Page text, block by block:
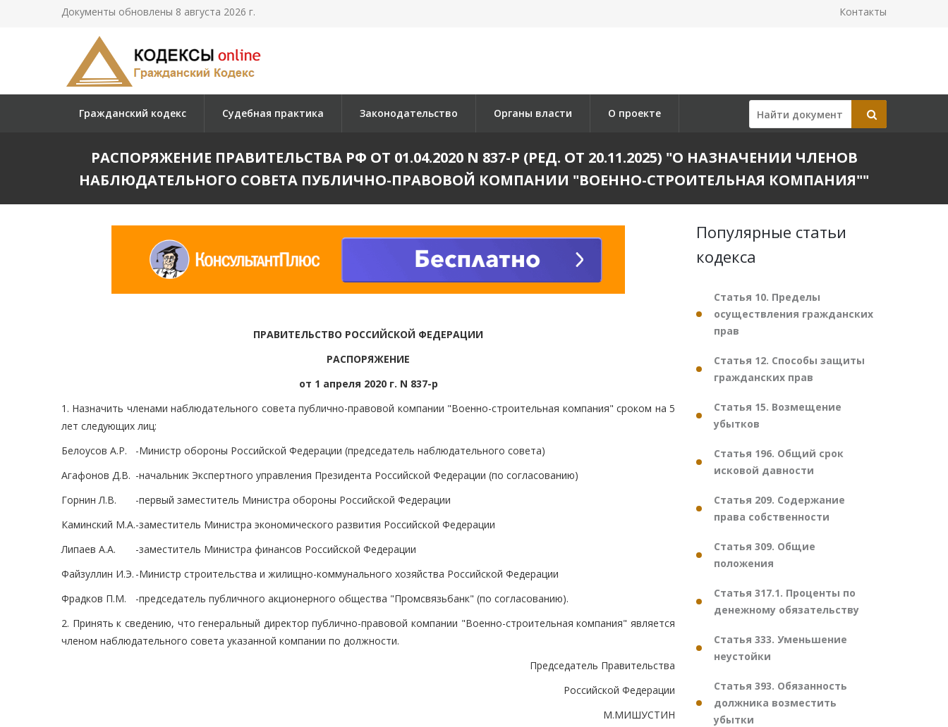
Документы обновлены 8 августа 2026 г. Контакты
Гражданский кодекс Судебная практика Законодательство Органы власти О проекте
РАСПОРЯЖЕНИЕ ПРАВИТЕЛЬСТВА РФ ОТ 01.04.2020 N 837-Р (РЕД. ОТ 20.11.2025) "О НАЗНАЧЕНИИ ЧЛЕНОВ
НАБЛЮДАТЕЛЬНОГО СОВЕТА ПУБЛИЧНО-ПРАВОВОЙ КОМПАНИИ "ВОЕННО-СТРОИТЕЛЬНАЯ КОМПАНИЯ""
ПРАВИТЕЛЬСТВО РОССИЙСКОЙ ФЕДЕРАЦИИ
РАСПОРЯЖЕНИЕ
от 1 апреля 2020 г. N 837-р
1. Назначить членами наблюдательного совета публично-правовой компании "Военно-строительная компания" сроком на 5
лет следующих лиц:
Белоусов А.Р.
-Министр обороны Российской Федерации (председатель наблюдательного совета)
Агафонов Д.В. -начальник Экспертного управления Президента Российской Федерации (по согласованию)
Горнин Л.В.
-первый заместитель Министра обороны Российской Федерации
Каминский М.А.-заместитель Министра экономического развития Российской Федерации
Липаев А.А.
-заместитель Министра финансов Российской Федерации
Файзуллин И.Э. -Министр строительства и жилищно-коммунального хозяйства Российской Федерации
Фрадков П.М.
-председатель публичного акционерного общества "Промсвязьбанк" (по согласованию).
2. Принять к сведению, что генеральный директор публично-правовой компании "Военно-строительная компания" является
членом наблюдательного совета указанной компании по должности.
Председатель Правительства
Российской Федерации
М.МИШУСТИН
Популярные статьи
кодекса
Статья 10. Пределы
осуществления гражданских
прав
Статья 12. Способы защиты
гражданских прав
Статья 15. Возмещение
убытков
Статья 196. Общий срок
исковой давности
Статья 209. Содержание
права собственности
Статья 309. Общие
положения
Статья 317.1. Проценты по
денежному обязательству
Статья 333. Уменьшение
неустойки
Статья 393. Обязанность
должника возместить
убытки